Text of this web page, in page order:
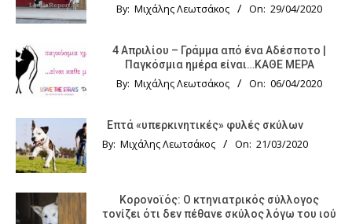
By: Μιχάλης Λεωτσάκος On: 29/04/2020
4 Απριλίου – Γράμμα από ένα Αδέσποτο |
Παγκόσμια ημέρα είναι…ΚΑΘΕ ΜΕΡΑ
By: Μιχάλης Λεωτσάκος On: 06/04/2020
Επτά «υπερκινητικές» φυλές σκύλων
By: Μιχάλης Λεωτσάκος On: 21/03/2020
Κορονοϊός: Ο κτηνιατρικός σύλλογος
τονίζει ότι δεν πέθανε σκύλος λόγω του ιού